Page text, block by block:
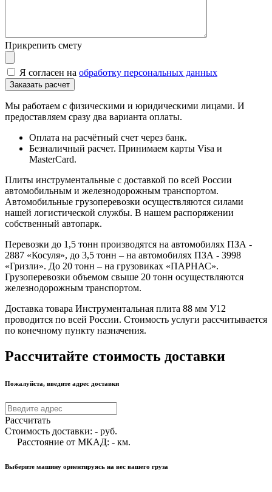
Прикрепить смету
Я согласен на обработку персональных данных
Мы работаем с физическими и юридическими лицами. И
предоставляем сразу два варианта оплаты.
Оплата на расчётный счет через банк.
Безналичный расчет. Принимаем карты Visa и
MasterCard.
Плиты инструментальные с доставкой по всей России
автомобильным и железнодорожным транспортом.
Автомобильные грузоперевозки осуществляются силами
нашей логистической службы. В нашем распоряжении
собственный автопарк.
Перевозки до 1,5 тонн производятся на автомобилях ПЗА -
2887 «Косуля», до 3,5 тонн – на автомобилях ПЗА - 3998
«Гризли». До 20 тонн – на грузовиках «ПАРНАС».
Грузоперевозки объемом свыше 20 тонн осуществляются
железнодорожным транспортом.
Доставка товара Инструментальная плита 88 мм У12
проводится по всей России. Стоимость услуги рассчитывается
по конечному пункту назначения.
Рассчитайте стоимость доставки
Пожалуйста, введите адрес доставки
Рассчитать
Стоимость доставки: - руб.
Расстояние от МКАД: - км.
Выберите машину ориентируясь на вес вашего груза